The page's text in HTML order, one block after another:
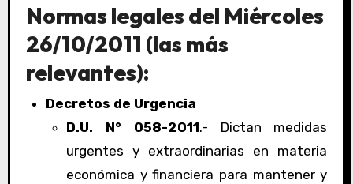
Normas legales del Miércoles
26/10/2011 (las más
relevantes):
Decretos de Urgencia
D.U. N° 058-2011.- Dictan medidas
urgentes y extraordinarias en materia
económica y financiera para mantener y